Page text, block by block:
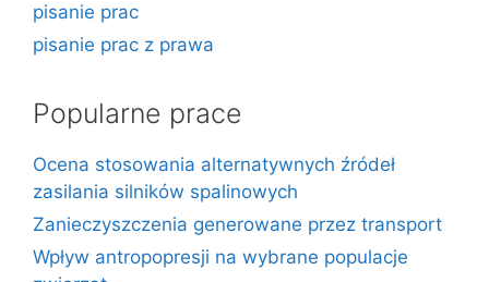
pisanie prac
pisanie prac z prawa
Popularne prace
Ocena stosowania alternatywnych źródeł
zasilania silników spalinowych
Zanieczyszczenia generowane przez transport
Wpływ antropopresji na wybrane populacje